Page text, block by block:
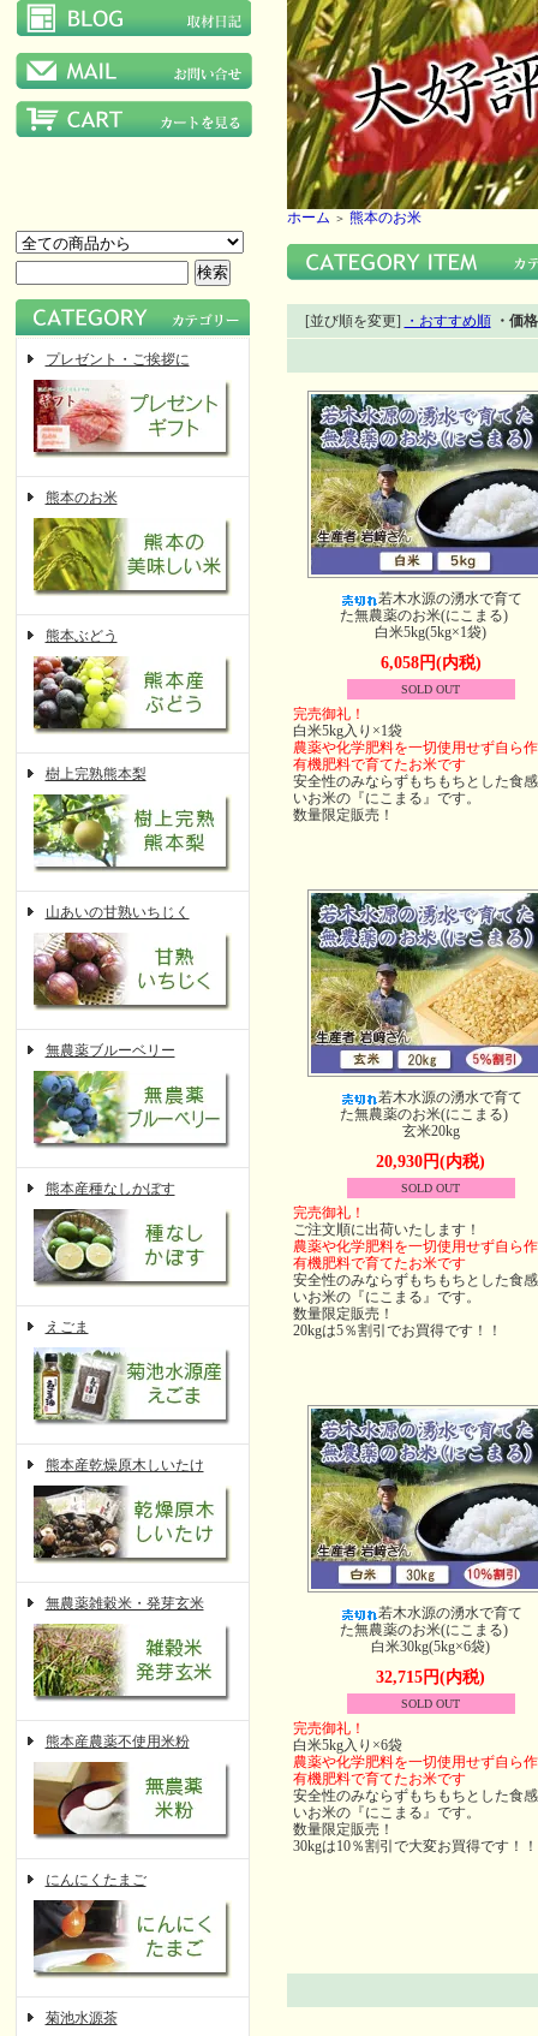
プレゼント・ご挨拶に
熊本のお米
熊本ぶどう
樹上完熟熊本梨
山あいの甘熟いちじく
無農薬ブルーベリー
熊本産種なしかぼす
えごま
熊本産乾燥原木しいたけ
無農薬雑穀米・発芽玄米
熊本産農薬不使用米粉
にんにくたまご
菊池水源茶
ホーム ＞ 熊本のお米
[並び順を変更] ・おすすめ順 ・価
若木水源の湧水で育て
た無農薬のお米(にこまる)
白米5kg(5kg×1袋)
6,058円(内税)
SOLD OUT
完売御礼！
白米5kg入り×1袋
農薬や化学肥料を一切使用せず自ら
有機肥料で育てたお米です
安全性のみならずもちもちとした食
いお米の『にこまる』です。
数量限定販売！
若木水源の湧水で育て
た無農薬のお米(にこまる)
玄米20kg
20,930円(内税)
SOLD OUT
完売御礼！
ご注文順に出荷いたします！
農薬や化学肥料を一切使用せず自ら
有機肥料で育てたお米です
安全性のみならずもちもちとした食
いお米の『にこまる』です。
数量限定販売！
20kgは5％割引でお買得です！！
若木水源の湧水で育て
た無農薬のお米(にこまる)
白米30kg(5kg×6袋)
32,715円(内税)
SOLD OUT
完売御礼！
白米5kg入り×6袋
農薬や化学肥料を一切使用せず自ら
有機肥料で育てたお米です
安全性のみならずもちもちとした食
いお米の『にこまる』です。
数量限定販売！
30kgは10％割引で大変お買得です！！